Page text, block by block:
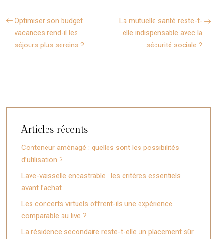
Optimiser son budget
vacances rend-il les
séjours plus sereins ?
La mutuelle santé reste-t-
elle indispensable avec la
sécurité sociale ?
Articles récents
Conteneur aménagé : quelles sont les possibilités
d’utilisation ?
Lave-vaisselle encastrable : les critères essentiels
avant l’achat
Les concerts virtuels offrent-ils une expérience
comparable au live ?
La résidence secondaire reste-t-elle un placement sûr